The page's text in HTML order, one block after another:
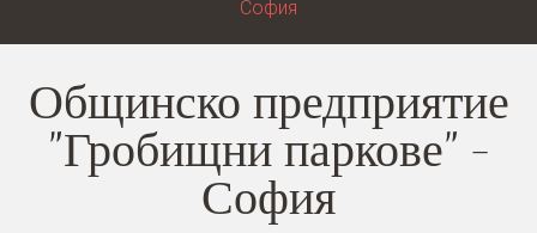
София
Общинско предприятие
"Гробищни паркове" -
София